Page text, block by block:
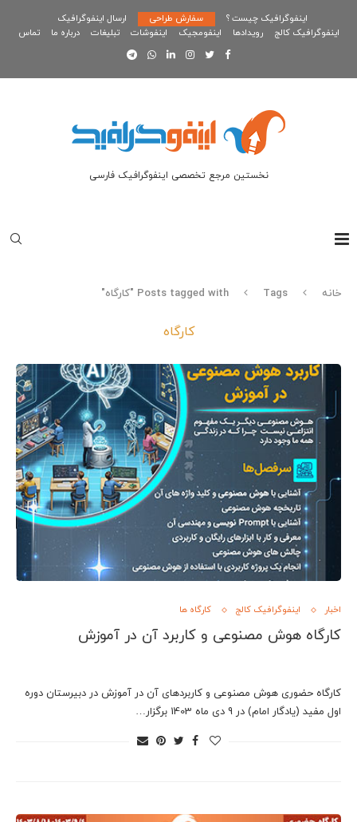
اینفوگرافیک چیست ؟ سفارش طراحی
ارسال اینفوگرافیک
اینفوگرافیک کالج
رویدادها اینفومجیک اینفوشات تبلیغات درباره ما تماس
نخستین مرجع تخصصی اینفوگرافیک فارسی
خانه Tags Posts tagged with "کارگاه"
کارگاه
اخبار اینفوگرافیک کالج کارگاه ها
کارگاه هوش مصنوعی و کاربرد آن در آموزش
کارگاه حضوری هوش مصنوعی و کاربردهای آن در آموزش در دبیرستان دوره
اول مفید (یادگار امام) در 9 دی ماه 1403 برگزار…